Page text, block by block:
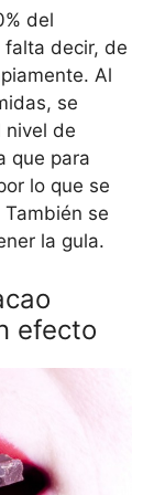
del
falta decir, de
Al
se
nivel de
que para
lo que se
se
la gula.
efecto